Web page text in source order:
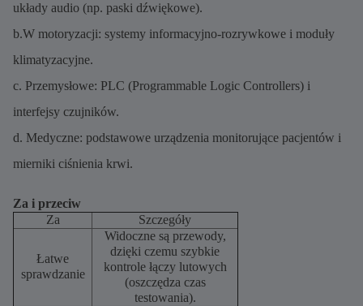
układy audio (np. paski dźwiękowe).
b.W motoryzacji: systemy informacyjno-rozrywkowe i moduły
klimatyzacyjne.
c. Przemysłowe: PLC (Programmable Logic Controllers) i
interfejsy czujników.
d. Medyczne: podstawowe urządzenia monitorujące pacjentów i
mierniki ciśnienia krwi.
Za i przeciw
Za
Szczegóły
Łatwe
sprawdzanie
Widoczne są przewody,
dzięki czemu szybkie
kontrole łączy lutowych
(oszczędza czas
testowania).